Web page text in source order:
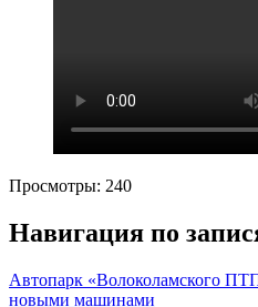
Просмотры: 240
Навигация по
Автопарк «Волоколамского
новыми машинами